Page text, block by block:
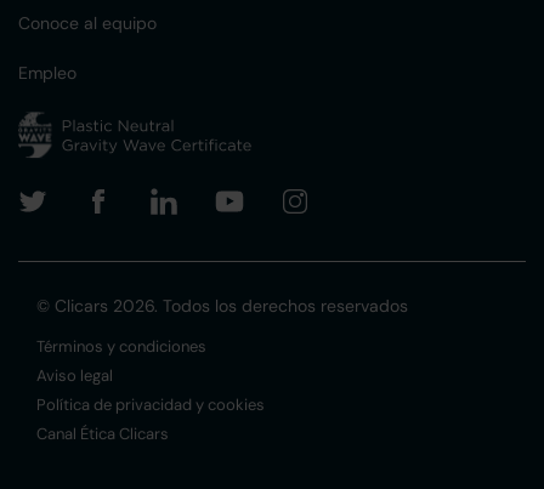
Conoce al equipo
Empleo
© Clicars 2026. Todos los derechos reservados
Términos y condiciones
Aviso legal
Política de privacidad y cookies
Canal Ética Clicars